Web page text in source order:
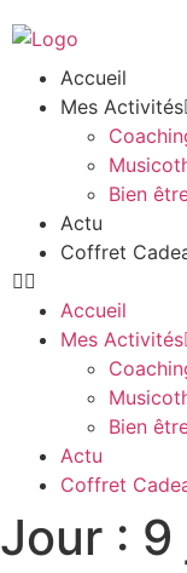
Accueil
Mes Activités
Bien
Actu
Coffret
Accueil
Mes Activités
Bien
Actu
Coffret
Jour : 9